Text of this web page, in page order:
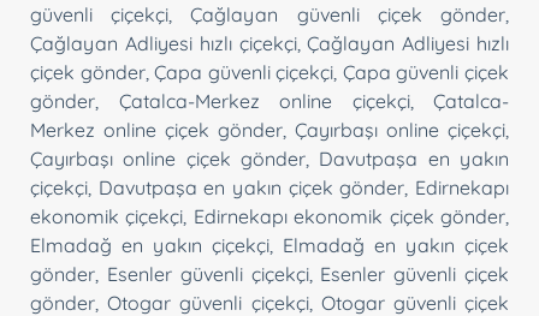
güvenli çiçekçi ,Çağlayan güvenli çiçek gönder
Çağlayan Adliyesi hızlı çiçekçi,Çağlayan Adliyesi hızlı
çiçek gönder,Çapa güvenli çiçekçi Çapa güvenli çiçek
gönder
Çatalca-Merkez online çiçekçi, Çatalca-
Merkez online çiçek gönder Çayırbaşı online çiçekçi
Çayırbaşı online çiçek gönder Davutpaşa en yakın
çiçekçi Davutpaşa en yakın çiçek gönder Edirnekapı
ekonomik çiçekçi Edirnekapı ekonomik çiçek gönder
Elmadağ en yakın çiçekçi Elmadağ en yakın çiçek
gönder Esenler güvenli çiçekçi, Esenler güvenli çiçek
gönder ,Otogar güvenli çiçekçi, Otogar güvenli çiçek